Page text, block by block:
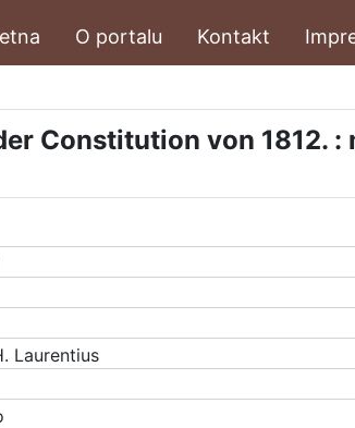
O portalu Kontakt
Constitution von 1812. :
Laurentius